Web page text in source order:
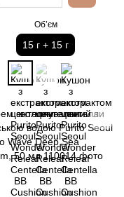
Обʼєм
15 г + 15 г